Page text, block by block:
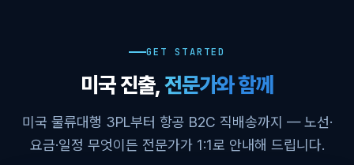
GET STARTED
미국 진출,전문가와 함께
미국 물류대행 3PL부터 항공 B2C 직배송까지 — 노선·
요금·일정 무엇이든 전문가가 1:1로 안내해 드립니다.